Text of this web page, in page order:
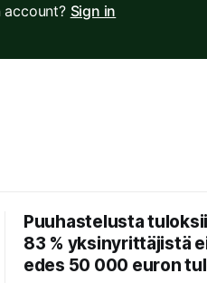
account? Sign in
Puuhastelusta
83 % yksinyrittäjistä
edes 50 000 euron